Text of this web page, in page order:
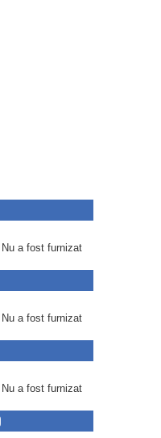
a fost furnizat
a fost furnizat
a fost furnizat